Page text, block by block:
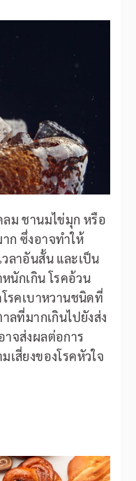
ลม ชานมไข่มุก หรือ
ก ซึ่งอาจทำให้
ลาอันสั้น และเป็น
นักเกิน โรคอ้วน
รคเบาหวานชนิดที่
ลที่มากเกินไปยังส่ง
จส่งผลต่อการ
เสี่ยงของโรคหัวใจ